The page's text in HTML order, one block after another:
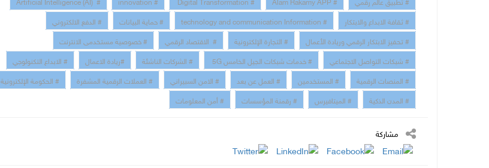
# ثقافة الابداع والابتكار
# technology and communication Information # حماية البيانات
# الدفع الالكتروني
# تحفيز الابتكار الرقمي وريادة الأعمال
# التجارة الإلكترونية # الاقتصاد الرقمي
# خصوصية مستخدمى الانترنت
# شبكات التواصل الاجتماعي
# خدمات شبكات الجيل الخامس 5G # الشركات الناشئة #ريادة الاعمال
# الابداع التكنولوجي
# المنصات الرقمية
# المستخدمين # العمل عن بعد # الامن السبيراني # العملات الرقمية المشفرة
# الحكومة الإلكترونية
# المدن الذكية
# الميتافيرس # رقمنة المؤسسات # أمن المعلومات
مشاركة